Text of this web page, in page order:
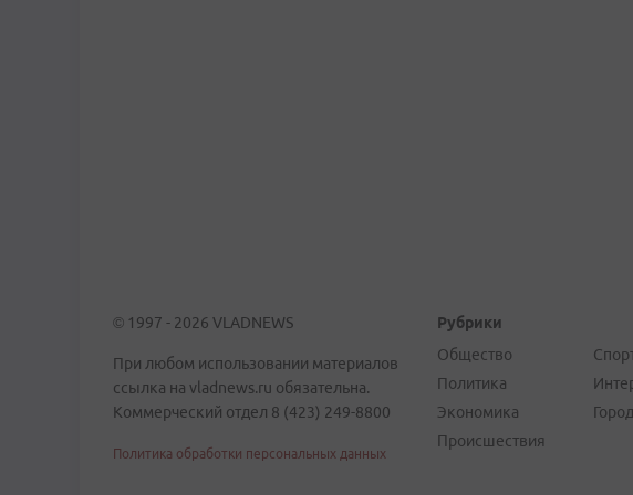
© 1997 - 2026 VLADNEWS
При любом использовании материалов
ссылка на vladnews.ru обязательна.
Коммерческий отдел 8 (423) 249-8800
Политика обработки персональных данных
Рубрики
Общество
Политика
Экономика
Происшествия